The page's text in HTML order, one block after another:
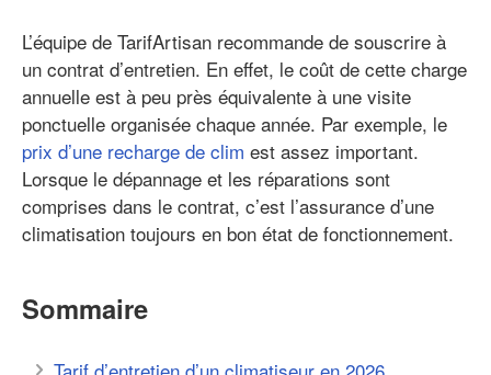
L’équipe de TarifArtisan recommande de souscrire à
un contrat d’entretien. En effet, le coût de cette charge
annuelle est à peu près équivalente à une visite
ponctuelle organisée chaque année. Par exemple, le
prix d’une recharge de clim est assez important.
Lorsque le dépannage et les réparations sont
comprises dans le contrat, c’est l’assurance d’une
climatisation toujours en bon état de fonctionnement.
Sommaire